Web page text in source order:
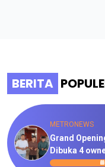
BERITA
METRONEWS
Grand
Dibuka 4